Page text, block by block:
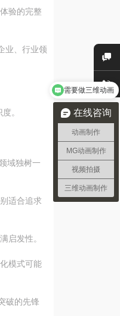
验的完整
业、行业领
。
域独树一
适合追求
启发性。
模式可能
破的先锋
在线咨询
动画制作
MG动画制作
视频拍摄
三维动画制作
需要做三维动画